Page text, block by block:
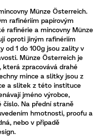
Münze Österreich.
rafinériím papírovým
rafinérie a mincovny Münze
oproti jiným rafinériím
1 do 100g jsou zality v
Münze Österreich je
která zpracovává drahé
mince a slitky jsou z
a slitek z této instituce
jméno výrobce,
číslo. Na přední straně
hmotnosti, proofu a
nebo v případě